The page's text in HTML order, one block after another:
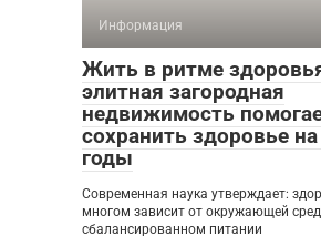
Информация
Жить в ритме
элитная загородная
недвижимость
сохранить здоровье
годы
Современная наука утверждает:
многом зависит от окружающей
сбалансированном питании